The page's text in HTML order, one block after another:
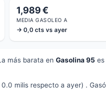
1,989 €
MEDIA GASOLEO A
→ 0,0 cts vs ayer
más barata en Gasolina 95 es
milis respecto a ayer) .